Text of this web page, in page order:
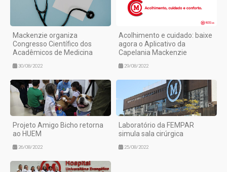
Mackenzie organiza
Congresso Científico dos
Acadêmicos de Medicina
30/08/2022
Acolhimento e cuidado: baixe
agora o Aplicativo da
Capelania Mackenzie
29/08/2022
Projeto Amigo Bicho retorna
ao HUEM
26/08/2022
Laboratório da FEMPAR
simula sala cirúrgica
25/08/2022